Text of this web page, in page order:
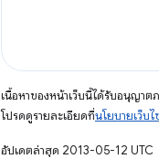
เนื้อหาของหน้าเว็บนี้ได้รับอนุญาต
โปรดดูรายละเอียดที่นโยบายเว็บ
อัปเดตล่าสุด 2013-05-12 UTC